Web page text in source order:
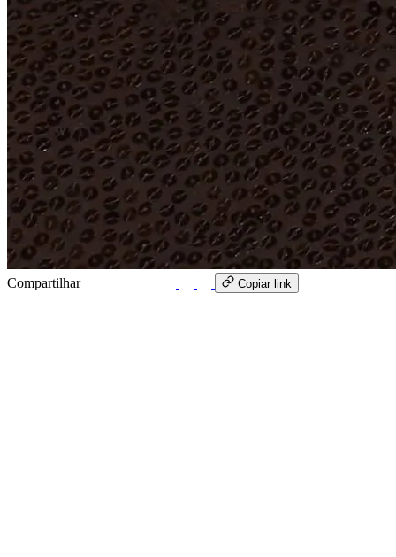
Compartilhar Copiar link